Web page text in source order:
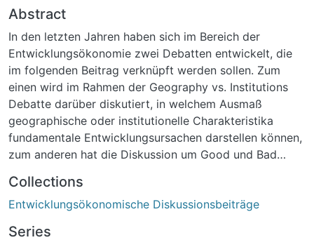
Abstract
In den letzten Jahren haben sich im Bereich der
Entwicklungsökonomie zwei Debatten entwickelt, die
im folgenden Beitrag verknüpft werden sollen. Zum
einen wird im Rahmen der Geography vs. Institutions
Debatte darüber diskutiert, in welchem Ausmaß
geographische oder institutionelle Charakteristika
fundamentale Entwicklungsursachen darstellen können,
zum anderen hat die Diskussion um Good und Bad
den Entwicklungsprozess deutlich gemacht. Dieser
Beitrag analysiert, in wieweit die Erkenntnisse der
Governance-Strukturen herangezogen werden können.
Collections
Entwicklungsökonomische Diskussionsbeiträge
Series